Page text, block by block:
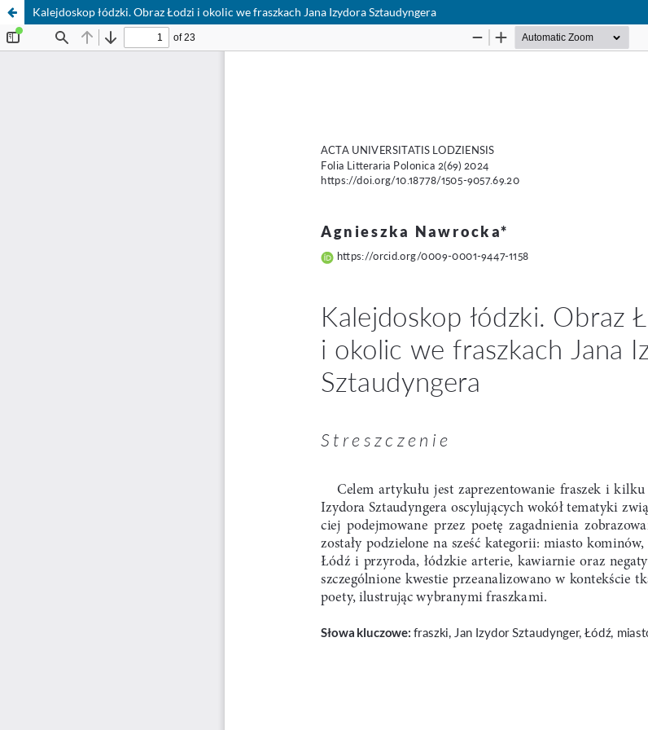
Kalejdoskop łódzki. Obraz Łodzi i okolic we fraszkach Jana Izydora Sztaudyngera